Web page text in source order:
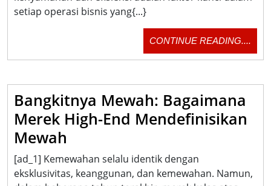
Menggunakan
Untuk
Pemrosesan
Pembayaran
setiap operasi bisnis yang{...}
CONTINUE READING....
Bangkitnya Mewah: Bagaimana
Merek High-End Mendefinisikan
Mewah
Mewah:
Bagaimana
[ad_1] Kemewahan selalu identik dengan
eksklusivitas, keanggunan, dan kemewahan. Namun,